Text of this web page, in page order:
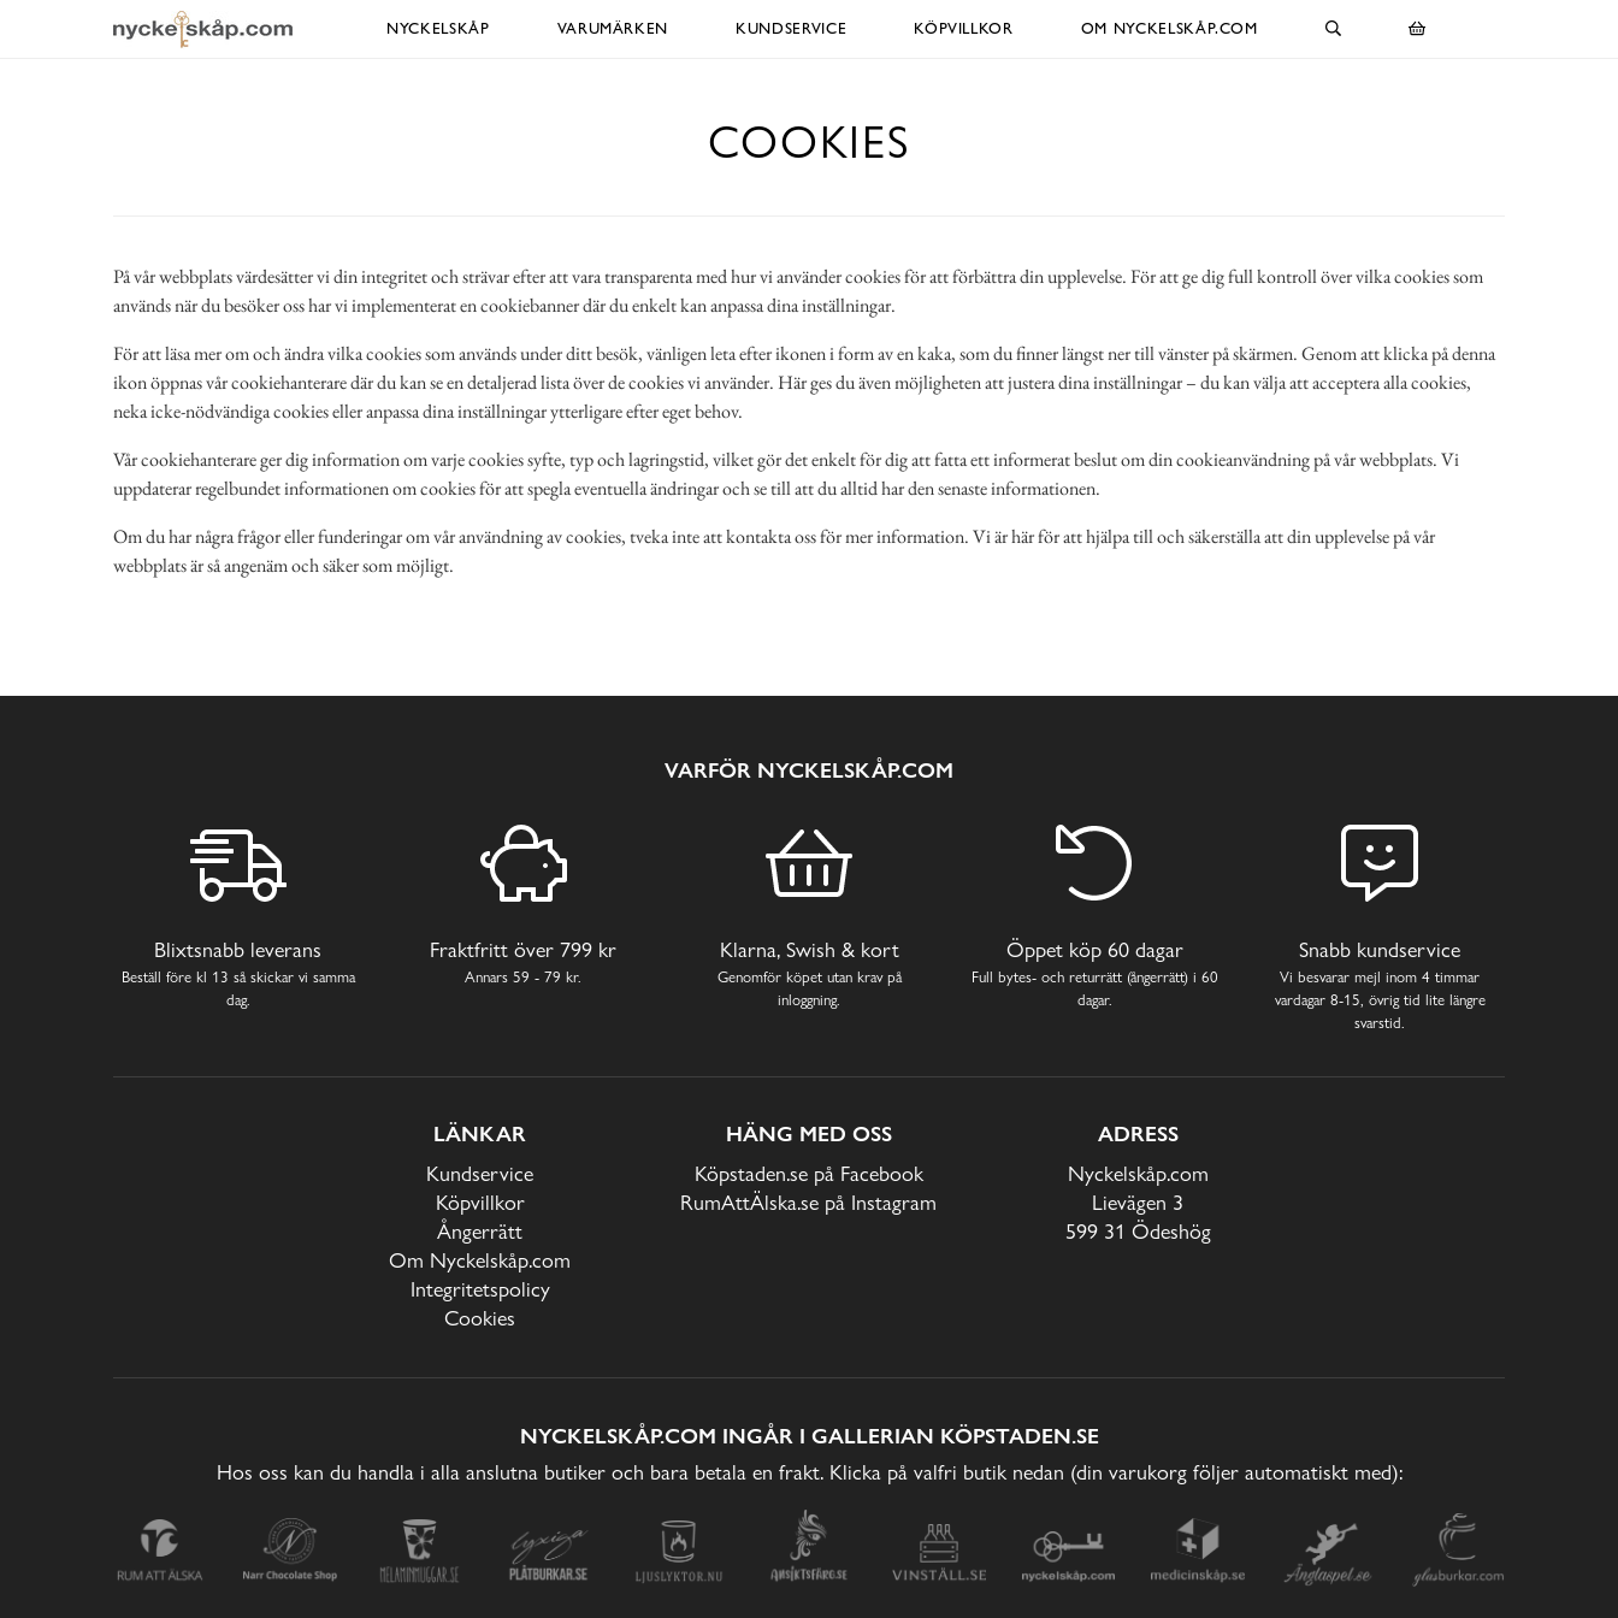
NYCKELSKÅP VARUMÄRKEN KUNDSERVICE KÖPVILLKOR OM NYCKELSKÅP.COM
COOKIES
På vår webbplats värdesätter vi din integritet och strävar efter att vara transparenta med hur vi använder cookies för att förbättra din upplevelse. För att ge dig full kontroll över vilka cookies som
används när du besöker oss har vi implementerat en cookiebanner där du enkelt kan anpassa dina inställningar.
För att läsa mer om och ändra vilka cookies som används under ditt besök, vänligen leta efter ikonen i form av en kaka, som du finner längst ner till vänster på skärmen. Genom att klicka på denna
ikon öppnas vår cookiehanterare där du kan se en detaljerad lista över de cookies vi använder. Här ges du även möjligheten att justera dina inställningar – du kan välja att acceptera alla cookies,
neka icke-nödvändiga cookies eller anpassa dina inställningar ytterligare efter eget behov.
Vår cookiehanterare ger dig information om varje cookies syfte, typ och lagringstid, vilket gör det enkelt för dig att fatta ett informerat beslut om din cookieanvändning på vår webbplats. Vi
uppdaterar regelbundet informationen om cookies för att spegla eventuella ändringar och se till att du alltid har den senaste informationen.
Om du har några frågor eller funderingar om vår användning av cookies, tveka inte att kontakta oss för mer information. Vi är här för att hjälpa till och säkerställa att din upplevelse på vår
webbplats är så angenäm och säker som möjligt.
VARFÖR NYCKELSKÅP.COM
Blixtsnabb leverans
Beställ före kl 13 så skickar vi samma
dag.
Fraktfritt över 799 kr
Annars 59 - 79 kr.
Klarna, Swish & kort
Genomför köpet utan krav på
inloggning.
Öppet köp 60 dagar
Full bytes- och returrätt (ångerrätt) i 60
dagar.
Snabb kundservice
Vi besvarar mejl inom 4 timmar
vardagar 8-15, övrig tid lite längre
svarstid.
LÄNKAR
Kundservice
Köpvillkor
Ångerrätt
Om Nyckelskåp.com
Integritetspolicy
Cookies
HÄNG MED OSS
Köpstaden.se på Facebook
RumAttÄlska.se på Instagram
ADRESS
Nyckelskåp.com
Lievägen 3
599 31 Ödeshög
NYCKELSKÅP.COM INGÅR I GALLERIAN KÖPSTADEN.SE
Hos oss kan du handla i alla anslutna butiker och bara betala en frakt. Klicka på valfri butik nedan (din varukorg följer automatiskt med):